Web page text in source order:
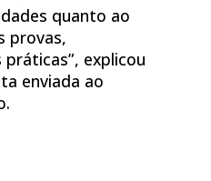
quanto ao
provas,
explicou
enviada ao